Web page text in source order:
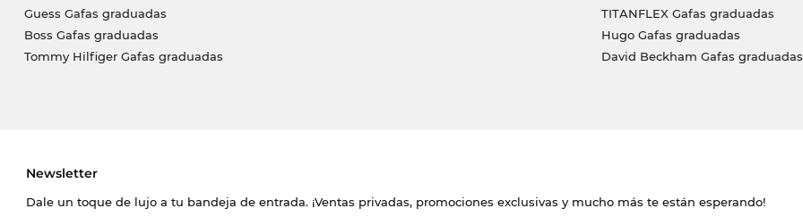
Guess Gafas graduadas
Boss Gafas graduadas
Tommy Hilfiger Gafas graduadas
TITANFLEX Gafas graduadas
Hugo Gafas graduadas
David Beckham Gafas graduadas
Newsletter
Dale un toque de lujo a tu bandeja de entrada. ¡Ventas privadas, promociones exclusivas y mucho más te están esperando!